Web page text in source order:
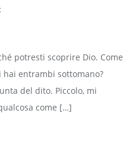
:
potresti scoprire Dio. Come
entrambi sottomano?
del dito. Piccolo, mi
come […]